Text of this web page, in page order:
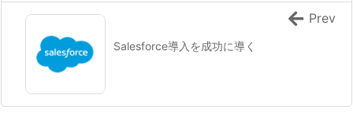
Salesforce導入を成功に導く
Prev